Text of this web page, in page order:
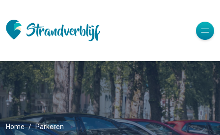
Home Parkeren